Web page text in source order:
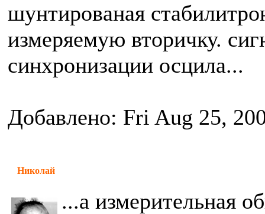
шунтированая
измеряемую вторичку.
синхронизации осцила...
Добавлено: Fri Aug 25,
Николай
...а измерительная